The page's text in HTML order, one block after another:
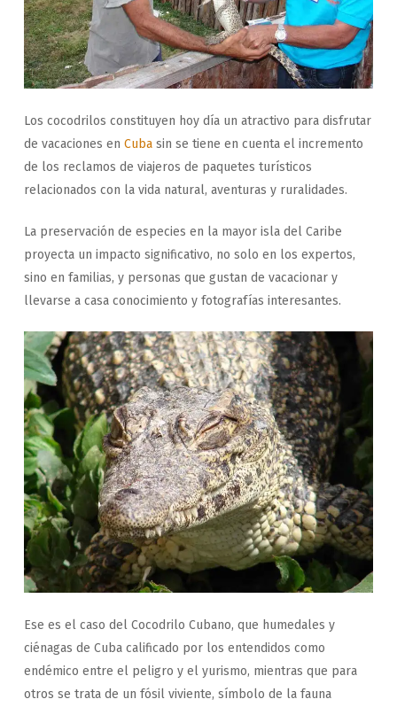
Los cocodrilos constituyen hoy día un atractivo para disfrutar
de vacaciones en Cubasin se tiene en cuenta el incremento
de los reclamos de viajeros de paquetes turísticos
relacionados con la vida natural, aventuras y ruralidades.
La preservación de especies en la mayor isla del Caribe
proyecta un impacto significativo, no solo en los expertos,
sino en familias, y personas que gustan de vacacionar y
llevarse a casa conocimiento y fotografías interesantes.
Ese es el caso del Cocodrilo Cubano, que humedales y
ciénagas de Cuba calificado por los entendidos como
endémico entre el peligro y el yurismo, mientras que para
otros se trata de un fósil viviente, símbolo de la fauna